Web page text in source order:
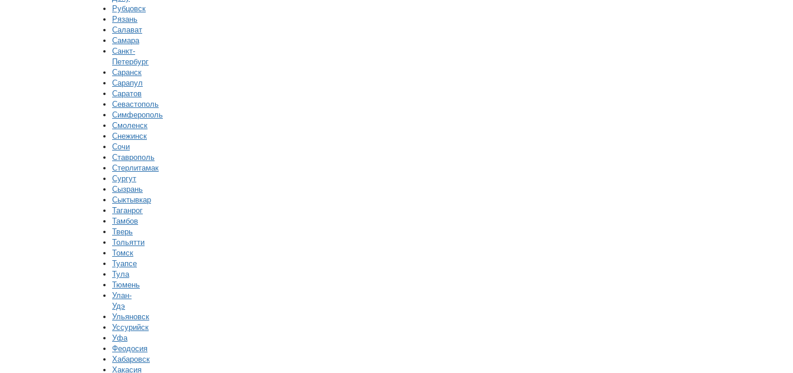
Рубцовск
Рязань
Салават
Самара
Санкт-
Петербург
Саранск
Сарапул
Саратов
Севастополь
Симферополь
Смоленск
Снежинск
Сочи
Ставрополь
Стерлитамак
Сургут
Сызрань
Сыктывкар
Таганрог
Тамбов
Тверь
Тольятти
Томск
Туапсе
Тула
Тюмень
Улан-
Удэ
Ульяновск
Уссурийск
Уфа
Феодосия
Хабаровск
Хакасия